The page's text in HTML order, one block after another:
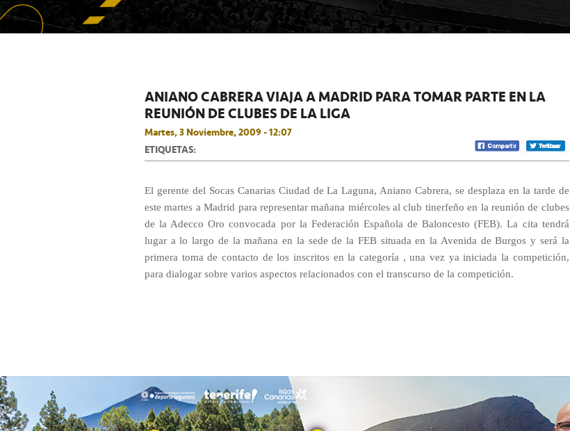
ANIANO CABRERA VIAJA A MADRID PARA TOMAR PARTE EN LA
REUNIÓN DE CLUBES DE LA LIGA
Martes, 3 Noviembre, 2009 - 12:07
ETIQUETAS:
El gerente del Socas Canarias Ciudad de La Laguna, Aniano Cabrera, se desplaza en la tarde de
este martes a Madrid para representar mañana miércoles al club tinerfeño en la reunión de clubes
de la Adecco Oro convocada por la Federación Española de Baloncesto (FEB). La cita tendrá
lugar a lo largo de la mañana en la sede de la FEB situada en la Avenida de Burgos y será la
primera toma de contacto de los inscritos en la categoría , una vez ya iniciada la competición,
para dialogar sobre varios aspectos relacionados con el transcurso de la competición.